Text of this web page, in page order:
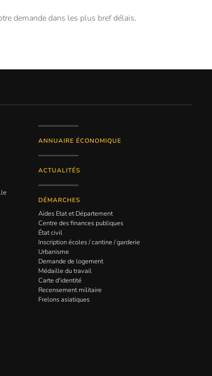
demande dans les plus bref délais.
ANNUAIRE ÉCONOMIQUE
ACTUALITÉS
DÉMARCHES
Aides Etat et Département
Centre des finances publiques
État civil
Inscription écoles / cantine / garderie
Urbanisme
Demande de logement
Médaille du travail
Carte d'identité
Recensement militaire
Frelons asiatiques